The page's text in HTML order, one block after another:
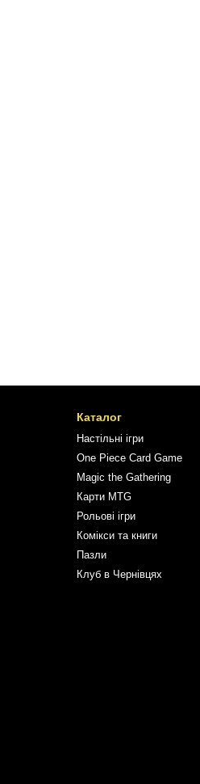
Каталог
Настільні ігри
One Piece Card Game
Magic the Gathering
Карти MTG
Рольові ігри
Комікси та книги
Пазли
Клуб в Чернівцях